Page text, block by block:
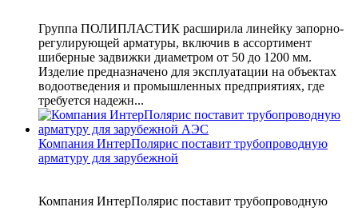
Группа ПОЛИПЛАСТИК расширила линейку запорно-
регулирующей арматуры, включив в ассортимент
шиберные задвижки диаметром от 50 до 1200 мм.
Изделие предназначено для эксплуатации на объектах
водоотведения и промышленных предприятиях, где
требуется надежн...
Компания ИнтерПолярис поставит трубопроводную
арматуру для зарубежной
Компания ИнтерПолярис поставит трубопроводную